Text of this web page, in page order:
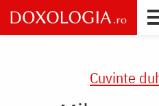
Skip
to
main
Cuvinte